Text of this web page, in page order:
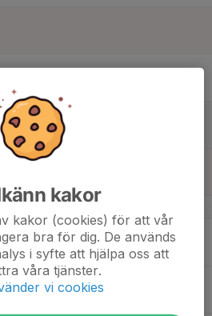
kakor
kakor (cookies) för att vår
bra för dig. De används
i syfte att hjälpa oss att
våra tjänster.
vi cookies